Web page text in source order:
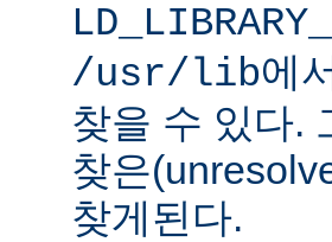
/usr/lib에
찾을 수 있다.
찾은
찾게된다.